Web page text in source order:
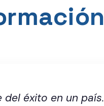
éxito en un país.